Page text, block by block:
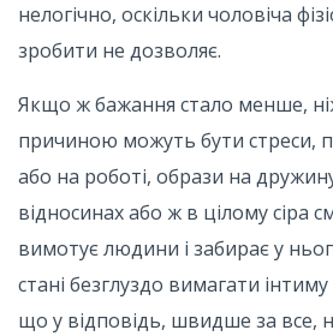
нелогічно, оскільки чоловіча
зробити не дозволяє.
Якщо ж бажання стало менше,
причиною можуть бути стреси,
або на роботі, образи на
відносинах або ж в цілому сіра
вимотує людини і забирає у
стані безглуздо вимагати
що у відповідь, швидше за все,